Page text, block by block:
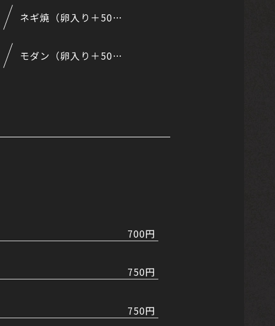
ネギ焼（卵入り＋50円）
モダン（卵入り＋50円）
700円
750円
750円